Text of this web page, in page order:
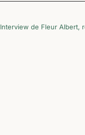
Interview de Fleur Albert,